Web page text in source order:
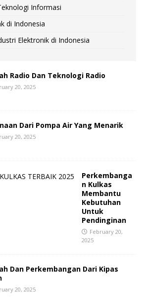
Informasi
di Indonesia
Elektronik di Indonesia
Radio Dan Teknologi Radio
20, 2025
Dari Pompa Air Yang Menarik
20, 2025
Perkembanga
n Kulkas
Membantu
Kebutuhan
Untuk
Pendinginan
February 20,
2025
Dan Perkembangan Dari Kipas
20, 2025